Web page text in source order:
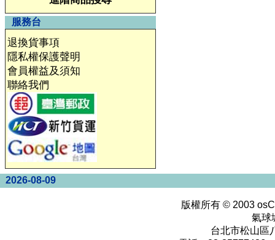
服務台
退換貨事項
隱私權保護聲明
會員權益及須知
聯絡我們
2026-08-09
版權所有 © 2003
氣球
台北市松山區